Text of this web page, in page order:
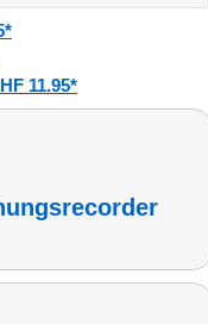
11.95*